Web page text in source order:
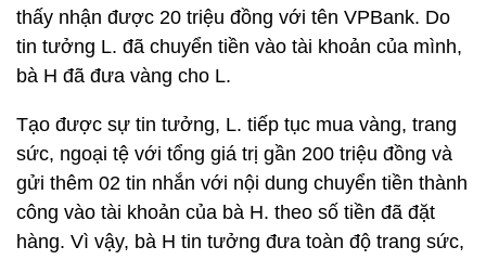
thấy nhận được 20 triệu đồng với tên VPBank. Do
tin tưởng L. đã chuyển tiền vào tài khoản của mình,
bà H đã đưa vàng cho L.
Tạo được sự tin tưởng, L. tiếp tục mua vàng, trang
sức, ngoại tệ với tổng giá trị gần 200 triệu đồng và
gửi thêm 02 tin nhắn với nội dung chuyển tiền thành
công vào tài khoản của bà H. theo số tiền đã đặt
hàng. Vì vậy, bà H tin tưởng đưa toàn độ trang sức,